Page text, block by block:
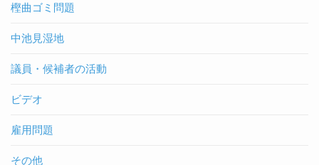
樫曲ゴミ問題
中池見湿地
議員・候補者の活動
ビデオ
雇用問題
その他